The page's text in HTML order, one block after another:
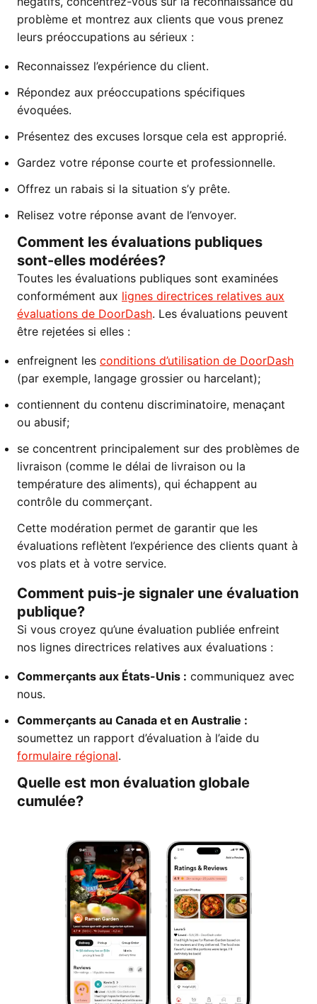
problème et montrez aux clients que vous prenez
leurs préoccupations au sérieux :
Reconnaissez l’expérience du client.
Répondez aux préoccupations spécifiques
évoquées.
Présentez des excuses lorsque cela est approprié.
Gardez votre réponse courte et professionnelle.
Offrez un rabais si la situation s’y prête.
Relisez votre réponse avant de l’envoyer.
Comment les évaluations publiques
sont-elles modérées?
Toutes les évaluations publiques sont examinées
conformément aux lignes directrices relatives aux
évaluations de DoorDash. Les évaluations peuvent
être rejetées si elles :
enfreignent les conditions d’utilisation de DoorDash
(par exemple, langage grossier ou harcelant);
contiennent du contenu discriminatoire, menaçant
ou abusif;
se concentrent principalement sur des problèmes de
livraison (comme le délai de livraison ou la
température des aliments), qui échappent au
contrôle du commerçant.
Cette modération permet de garantir que les
évaluations reflètent l’expérience des clients quant à
vos plats et à votre service.
Comment puis-je signaler une évaluation
publique?
Si vous croyez qu’une évaluation publiée enfreint
nos lignes directrices relatives aux évaluations :
Commerçants aux États-Unis : communiquez avec
nous.
Commerçants au Canada et en Australie :
soumettez un rapport d’évaluation à l’aide du
formulaire régional.
Quelle est mon évaluation globale
cumulée?